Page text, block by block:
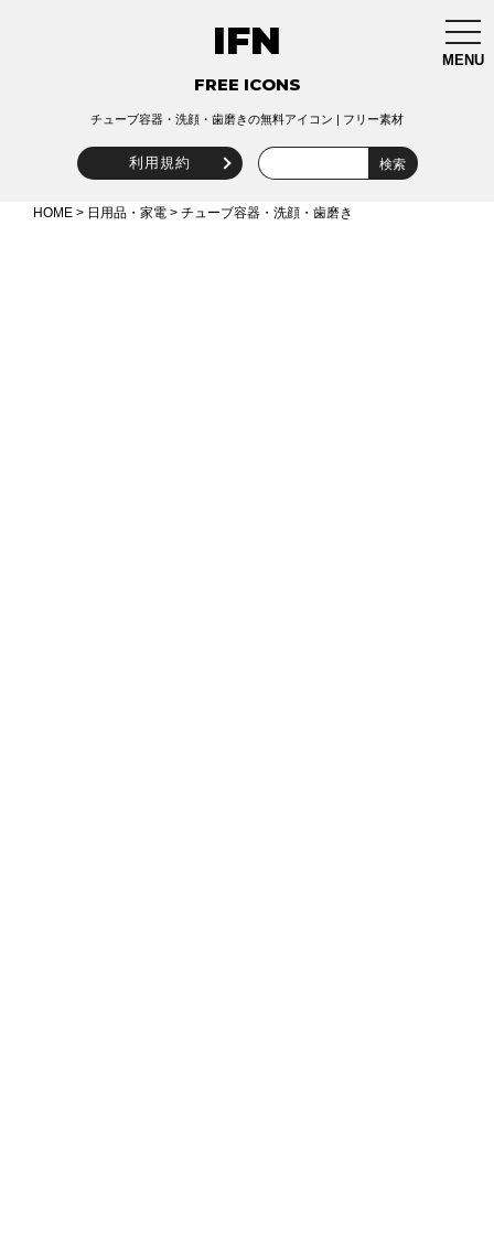
MENU
IFN
FREE ICONS
チューブ容器・洗顔・歯磨きの無料アイコン | フリー素材
利用規約
HOME > 日用品・家電 > チューブ容器・洗顔・歯磨き